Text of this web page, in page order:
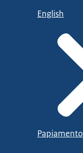
English
Papiamento